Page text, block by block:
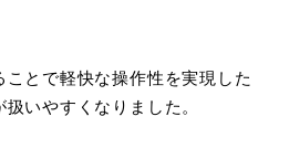
ことで軽快な操作性を実現した
いやすくなりました。